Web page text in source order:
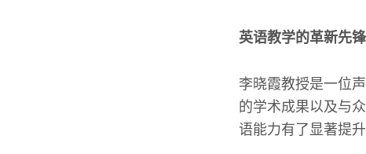
英语教学的革新先锋
李晓霞教授是一位
的学术成果以及与
语能力有了显著提